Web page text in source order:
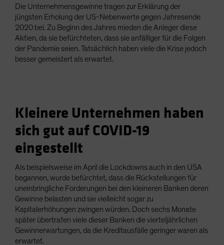
Die Unternehmensgewinne tragen zur Erklärung der
jüngsten Erholung der US-Nebenwerte gegen Jahresende
2020 bei. Zu Beginn des Jahres mieden die Anleger diese
Aktien, da sie befürchteten, dass sie anfälliger für die Folgen
der Pandemie seien. Tatsächlich haben viele die Krise jedoch
besser gemeistert als erwartet.
Kleinere Unternehmen haben
sich gut auf COVID-19
eingestellt
Als beispielsweise im April die Lockdowns auch in den USA
begannen, wurde befürchtet, dass die Rückstellungen für
uneinbringliche Forderungen bei den kleineren Banken deren
Gewinne belasten und sie vielleicht sogar zu
Kapitalerhöhungen zwingen würden. Doch sechs Monate
später übertrafen viele dieser Banken die vierteljährlichen
Gewinnerwartungen, da die Kreditausfälle geringer waren als
erwartet.